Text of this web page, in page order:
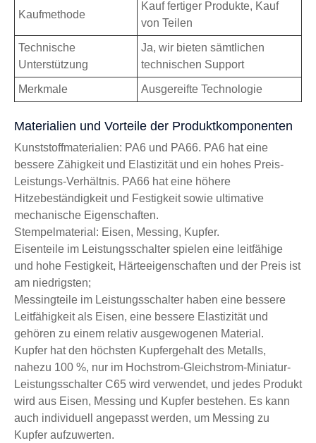
Kaufmethode
Kauf fertiger Produkte, Kauf
von Teilen
Technische
Unterstützung
Ja, wir bieten sämtlichen
technischen Support
Merkmale Ausgereifte Technologie
Materialien und Vorteile der Produktkomponenten
Kunststoffmaterialien: PA6 und PA66. PA6 hat eine
bessere Zähigkeit und Elastizität und ein hohes Preis-
Leistungs-Verhältnis. PA66 hat eine höhere
Hitzebeständigkeit und Festigkeit sowie ultimative
mechanische Eigenschaften.
Stempelmaterial: Eisen, Messing, Kupfer.
Eisenteile im Leistungsschalter spielen eine leitfähige
und hohe Festigkeit, Härteeigenschaften und der Preis ist
am niedrigsten;
Messingteile im Leistungsschalter haben eine bessere
Leitfähigkeit als Eisen, eine bessere Elastizität und
gehören zu einem relativ ausgewogenen Material.
Kupfer hat den höchsten Kupfergehalt des Metalls,
nahezu 100 %, nur im Hochstrom-Gleichstrom-Miniatur-
Leistungsschalter C65 wird verwendet, und jedes Produkt
wird aus Eisen, Messing und Kupfer bestehen. Es kann
auch individuell angepasst werden, um Messing zu
Kupfer aufzuwerten.